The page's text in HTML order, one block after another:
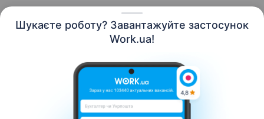
Шукаєте роботу? Завантажуйте застосунок
Work.ua!